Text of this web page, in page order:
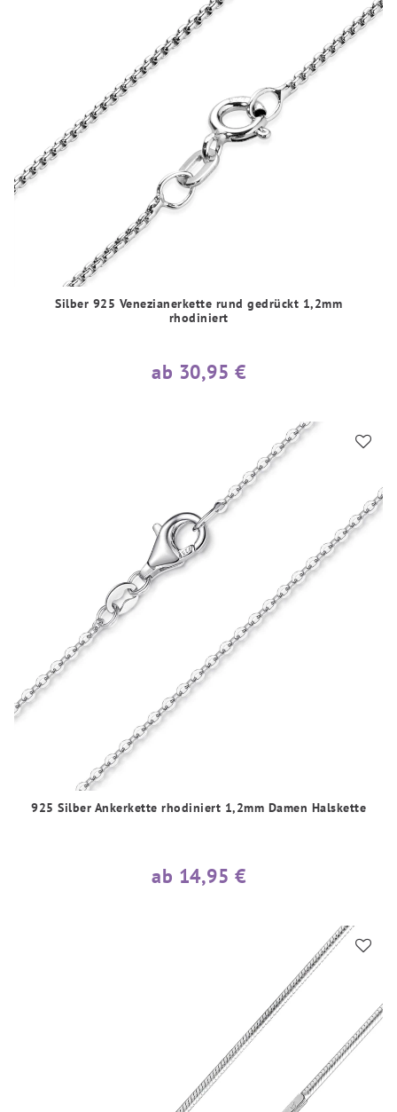
Silber 925 Venezianerkette rund gedrückt 1,2mm
rhodiniert
ab 30,95 €
925 Silber Ankerkette rhodiniert 1,2mm Damen Halskette
ab 14,95 €